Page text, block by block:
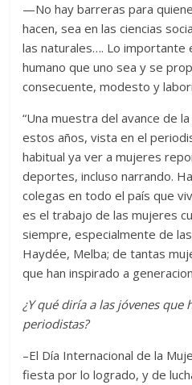
—No hay barreras para
hacen, sea en las ciencias
las naturales…. Lo importante
humano que uno sea y se
consecuente, modesto y
“Una muestra del avance de
estos años, vista en el
habitual ya ver a mujeres
deportes, incluso narrando.
colegas en todo el país que
es el trabajo de las mujeres
siempre, especialmente de
Haydée, Melba; de tantas
que han inspirado a
¿Y qué diría a las jóvenes que
periodistas?
–El Día Internacional de la
fiesta por lo logrado, y de